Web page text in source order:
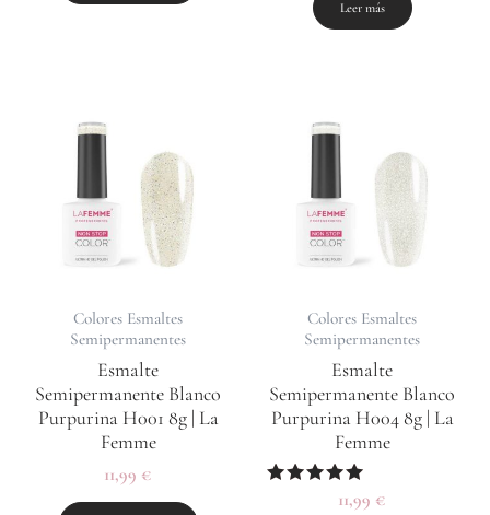
de 5 Leer más
Colores Esmaltes
Semipermanentes
Esmalte
Semipermanente Blanco
Purpurina H001 8g | La
Femme
11,99 €
Colores Esmaltes
Semipermanentes
Esmalte
Semipermanente Blanco
Purpurina H004 8g | La
Femme
Valorado
11,99 €